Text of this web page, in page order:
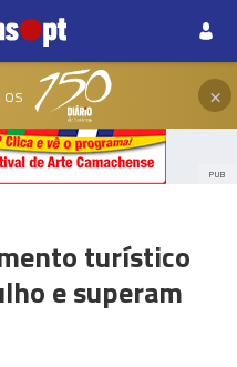
os ×
PUB
turístico
e superam